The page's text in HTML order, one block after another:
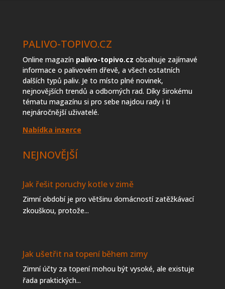
PALIVO-TOPIVO.CZ
Online magazín palivo-topivo.cz obsahuje zajímavé
informace o palivovém dřevě, a všech ostatních
dalších typů paliv. Je to místo plné novinek,
nejnovějších trendů a odborných rad. Díky širokému
tématu magazínu si pro sebe najdou rady i ti
nejnáročnější uživatelé.
Nabídka inzerce
NEJNOVĚJŠÍ
Jak řešit poruchy kotle v zimě
Zimní období je pro většinu domácností zatěžkávací
zkouškou, protože...
Jak ušetřit na topení během zimy
Zimní účty za topení mohou být vysoké, ale existuje
řada praktických...